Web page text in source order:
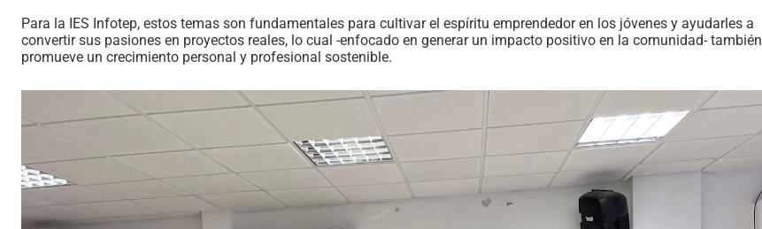
Para la IES Infotep, estos temas son fundamentales para cultivar el espíritu emprendedor en los jóvenes y ayudarles a
convertir sus pasiones en proyectos reales, lo cual -enfocado en generar un impacto positivo en la comunidad- también
promueve un crecimiento personal y profesional sostenible.